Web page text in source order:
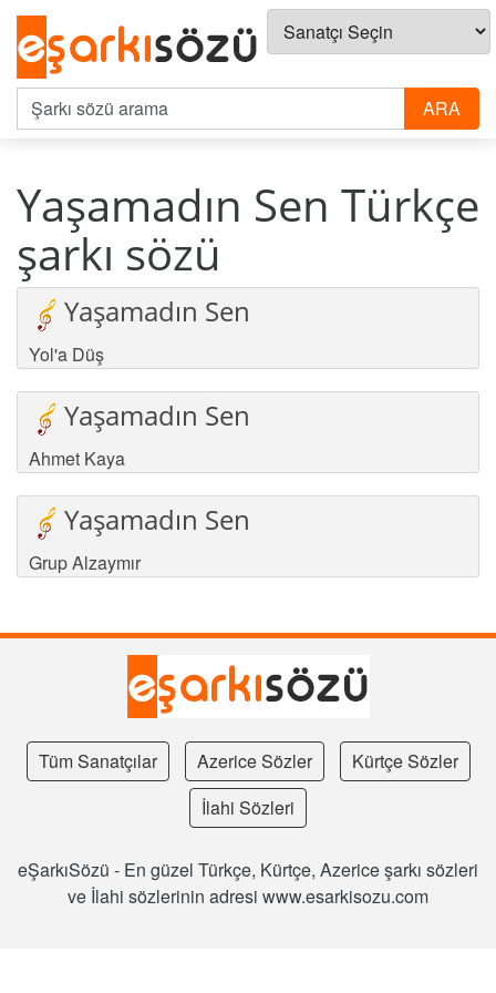
Yaşamadın Sen Türkçe
şarkı sözü
Yaşamadın Sen
Yol'a Düş
Yaşamadın Sen
Ahmet Kaya
Yaşamadın Sen
Grup Alzaymır
Tüm Sanatçılar Azerice Sözler
Kürtçe Sözler
İlahi Sözleri
eŞarkıSözü - En güzel Türkçe, Kürtçe, Azerice şarkı sözleri
ve İlahi sözlerinin adresi www.esarkisozu.com